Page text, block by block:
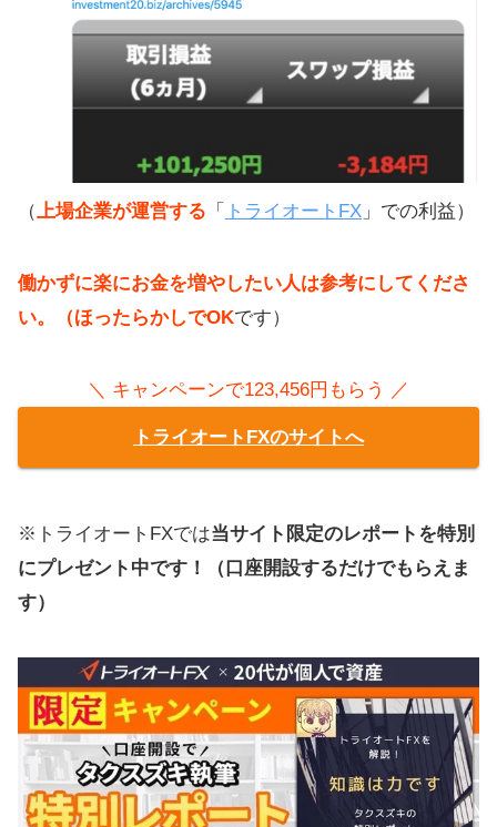
（ 上場企業が運営する 「 トライオートFX 」での利益）
働かずに楽にお金を増やしたい人は参考にしてくださ
い。（ほったらかしでOKです）
＼ キャンペーンで123,456円もらう ／
トライオートFXのサイトへ
※トライオートFXでは当サイト限定のレポートを特別
にプレゼント中です！（口座開設するだけでもらえま
す）